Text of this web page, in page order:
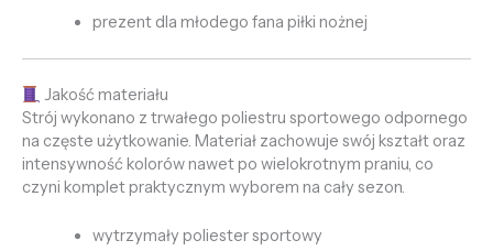
prezent dla młodego fana piłki nożnej
Jakość materiału
Strój wykonano z trwałego poliestru sportowego odpornego
na częste użytkowanie. Materiał zachowuje swój kształt oraz
intensywność kolorów nawet po wielokrotnym praniu, co
czyni komplet praktycznym wyborem na cały sezon.
wytrzymały poliester sportowy